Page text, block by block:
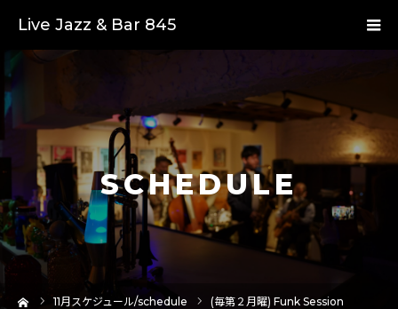
Live Jazz & Bar 845
SCHEDULE
11月スケジュール/schedule (毎第２月曜) Funk Session